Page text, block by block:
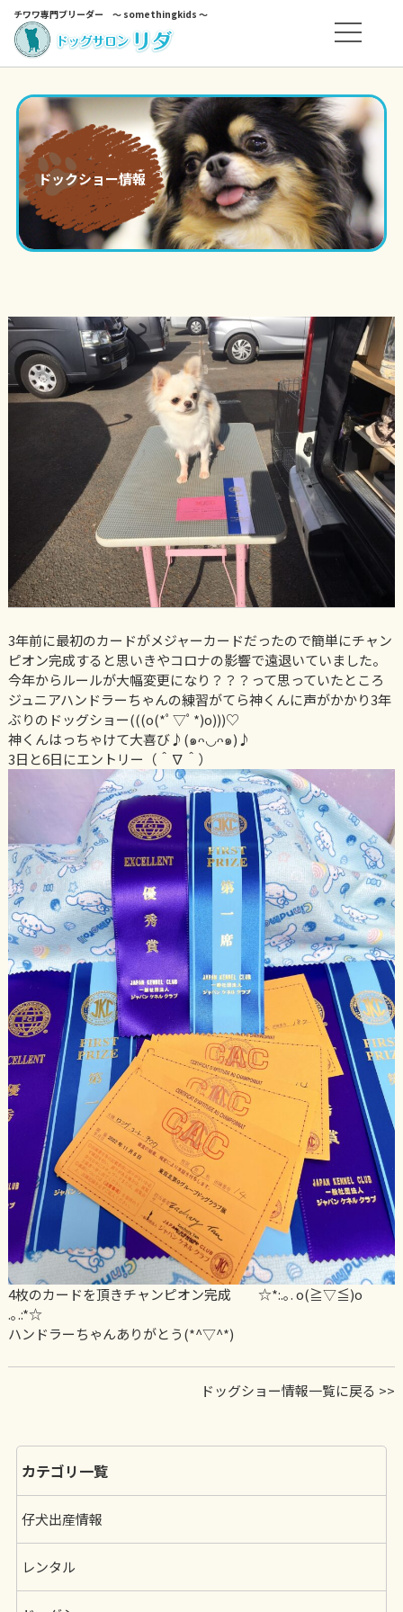
チワワ専門ブリーダー ～ somethingkids ～
ドックショー情報
3年前に最初のカードがメジャーカードだったので簡単にチャン
ピオン完成すると思いきやコロナの影響で遠退いていました。
今年からルールが大幅変更になり？？？って思っていたところ
ジュニアハンドラーちゃんの練習がてら神くんに声がかかり3年
ぶりのドッグショー(((o(*ﾟ▽ﾟ*)o)))♡
神くんはっちゃけて大喜び♪(๑ᴖ◡ᴖ๑)♪
3日と6日にエントリー（＾∇＾）
4枚のカードを頂きチャンピオン完成 ☆*:.｡. o(≧▽≦)o
.｡.:*☆
ハンドラーちゃんありがとう(*^▽^*)
ドッグショー情報一覧に戻る >>
カテゴリ一覧
仔犬出産情報
レンタル